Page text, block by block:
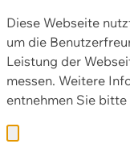
Diese Webseite
um die
Leistung der
messen. Weitere
entnehmen Sie bitte